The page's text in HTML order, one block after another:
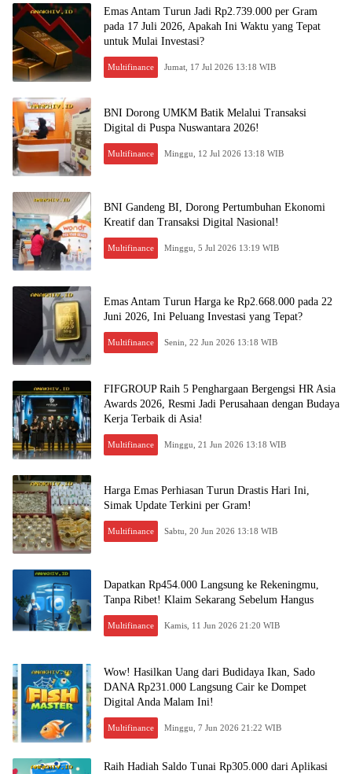
Emas Antam Turun Jadi Rp2.739.000 per Gram
pada 17 Juli 2026, Apakah Ini Waktu yang Tepat
untuk Mulai Investasi?
Multifinance Jumat, 17 Jul 2026 13:18 WIB
BNI Dorong UMKM Batik Melalui Transaksi
Digital di Puspa Nuswantara 2026!
Multifinance Minggu, 12 Jul 2026 13:18 WIB
BNI Gandeng BI, Dorong Pertumbuhan Ekonomi
Kreatif dan Transaksi Digital Nasional!
Multifinance Minggu, 5 Jul 2026 13:19 WIB
Emas Antam Turun Harga ke Rp2.668.000 pada 22
Juni 2026, Ini Peluang Investasi yang Tepat?
Multifinance Senin, 22 Jun 2026 13:18 WIB
FIFGROUP Raih 5 Penghargaan Bergengsi HR Asia
Awards 2026, Resmi Jadi Perusahaan dengan Budaya
Kerja Terbaik di Asia!
Multifinance Minggu, 21 Jun 2026 13:18 WIB
Harga Emas Perhiasan Turun Drastis Hari Ini,
Simak Update Terkini per Gram!
Multifinance Sabtu, 20 Jun 2026 13:18 WIB
Dapatkan Rp454.000 Langsung ke Rekeningmu,
Tanpa Ribet! Klaim Sekarang Sebelum Hangus
Multifinance Kamis, 11 Jun 2026 21:20 WIB
Wow! Hasilkan Uang dari Budidaya Ikan, Sado
DANA Rp231.000 Langsung Cair ke Dompet
Digital Anda Malam Ini!
Multifinance Minggu, 7 Jun 2026 21:22 WIB
Raih Hadiah Saldo Tunai Rp305.000 dari Aplikasi